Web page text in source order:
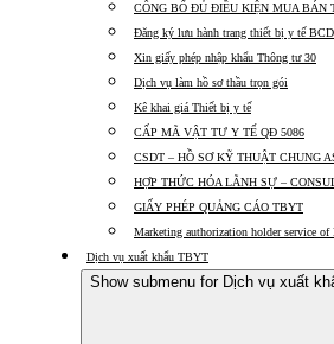
CÔNG BỐ ĐỦ ĐIỀU KIỆN MUA BÁN
Đăng ký lưu hành trang thiết bị y tế BCD
Xin giấy phép nhập khẩu Thông tư 30
Dịch vụ làm hồ sơ thầu trọn gói
Kê khai giá Thiết bị y tế
CẤP MÃ VẬT TƯ Y TẾ QĐ 5086
CSDT – HỒ SƠ KỸ THUẬT CHUNG
HỢP THỨC HÓA LÃNH SỰ –
GIẤY PHÉP QUẢNG CÁO TBYT
Marketing authorization holder service of
Dịch vụ xuất khẩu TBYT
Show submenu for Dịch vụ xuất